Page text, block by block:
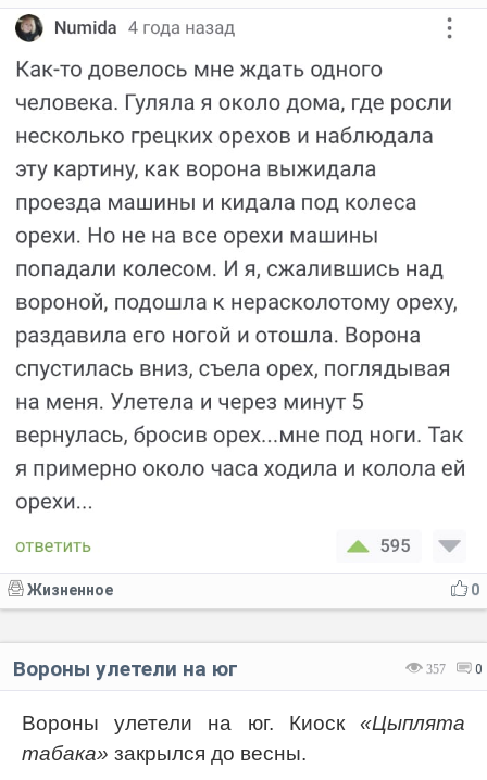
0
Жизненное
357 0
Вороны улетели на юг
Вороны улетели на юг. Киоск «Цыплята
табака» закрылся до весны.